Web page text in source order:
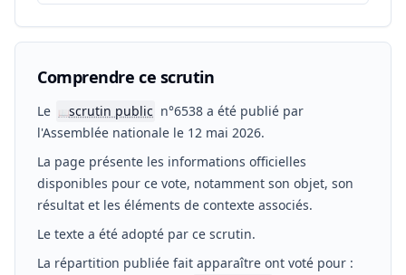
Comprendre ce scrutin
Le 📖scrutin public n°6538 a été publié par
l'Assemblée nationale le 12 mai 2026.
La page présente les informations officielles
disponibles pour ce vote, notamment son objet, son
résultat et les éléments de contexte associés.
Le texte a été adopté par ce scrutin.
La répartition publiée fait apparaître ont voté pour :